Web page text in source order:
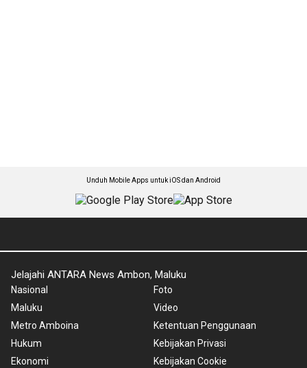
Unduh Mobile Apps untuk iOS dan Android
Jelajahi ANTARA News Ambon, Maluku
Nasional
Maluku
Metro Amboina
Hukum
Ekonomi
Foto
Video
Ketentuan Penggunaan
Kebijakan Privasi
Kebijakan Cookie